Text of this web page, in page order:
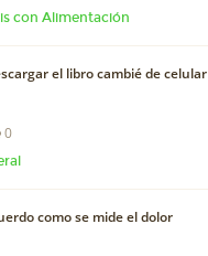
con Alimentación
el libro cambié de celular
0
como se mide el dolor